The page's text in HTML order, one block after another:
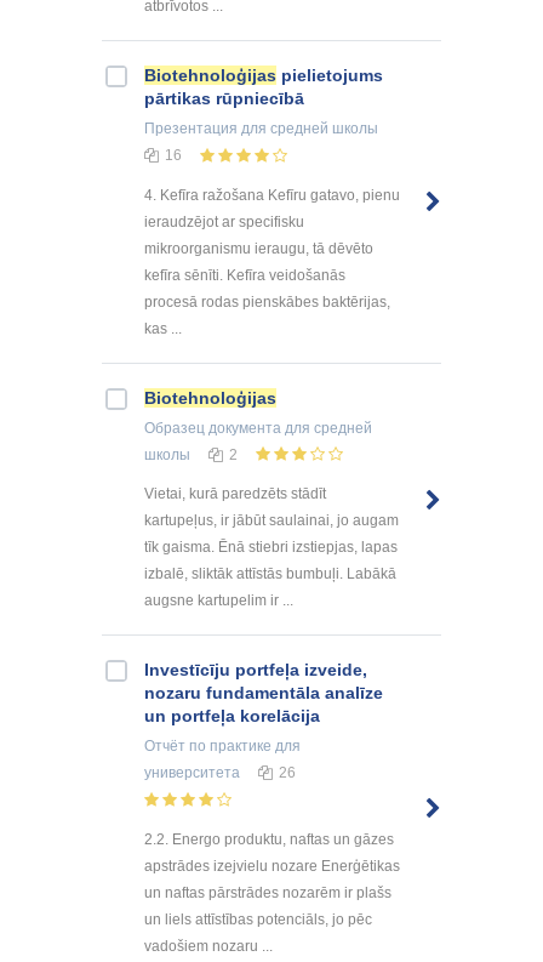
atbrīvotos ...
Biotehnoloģijas pielietojums
pārtikas rūpniecībā
Презентация для средней школы
16
4. Kefīra ražošana Kefīru gatavo, pienu
ieraudzējot ar specifisku
mikroorganismu ieraugu, tā dēvēto
kefīra sēnīti. Kefīra veidošanās
procesā rodas pienskābes baktērijas,
kas ...
Biotehnoloģijas
Образец документа для средней
школы
2
Vietai, kurā paredzēts stādīt
kartupeļus, ir jābūt saulainai, jo augam
tīk gaisma. Ēnā stiebri izstiepjas, lapas
izbalē, sliktāk attīstās bumbuļi. Labākā
augsne kartupelim ir ...
Investīcīju portfeļa izveide,
nozaru fundamentāla analīze
un portfeļa korelācija
Отчёт по практике для
университета
26
2.2. Energo produktu, naftas un gāzes
apstrādes izejvielu nozare Enerģētikas
un naftas pārstrādes nozarēm ir plašs
un liels attīstības potenciāls, jo pēc
vadošiem nozaru ...